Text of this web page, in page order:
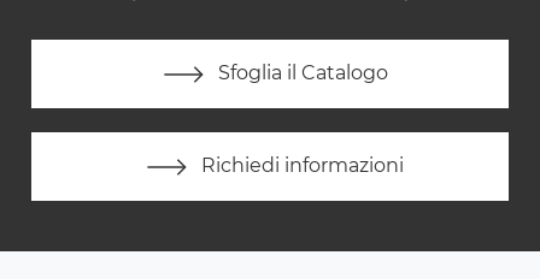
Sfoglia il Catalogo
Richiedi informazioni